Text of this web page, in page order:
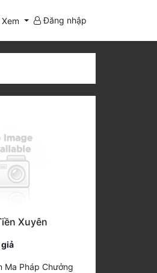
Đăng nhập
Xuyên
Ma Pháp Chưởng